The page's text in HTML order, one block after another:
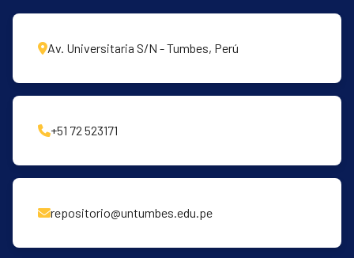
Av. Universitaria S/N - Tumbes, Perú
+51 72 523171
repositorio@untumbes.edu.pe